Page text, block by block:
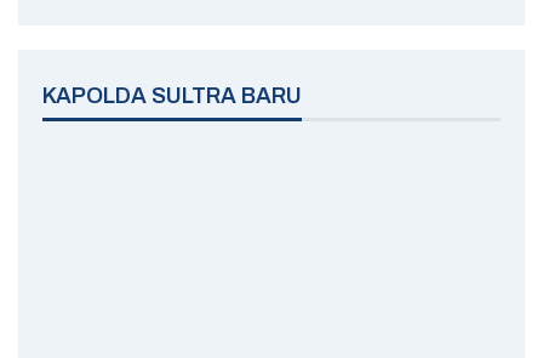
KAPOLDA SULTRA BARU